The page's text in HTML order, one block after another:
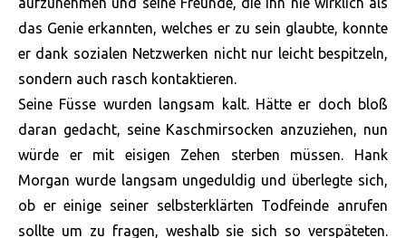
das Genie erkannten, welches er zu sein glaubte, konnte
er dank sozialen Netzwerken nicht nur leicht bespitzeln,
sondern auch rasch kontaktieren.
Seine Füsse wurden langsam kalt. Hätte er doch bloß
daran gedacht, seine Kaschmirsocken anzuziehen, nun
würde er mit eisigen Zehen sterben müssen. Hank
Morgan wurde langsam ungeduldig und überlegte sich,
ob er einige seiner selbsterklärten Todfeinde anrufen
sollte um zu fragen, weshalb sie sich so verspäteten.